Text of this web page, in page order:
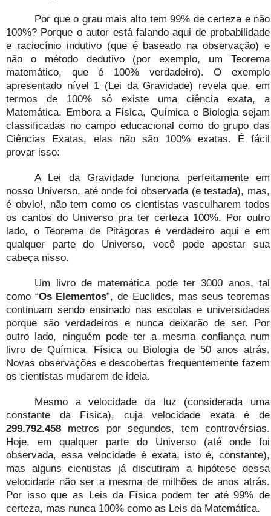
Por que o grau mais alto tem 99% de certeza e não
100%? Porque o autor está falando aqui de probabilidade
e raciocínio indutivo (que é baseado na observação) e
não o método dedutivo (por exemplo, um Teorema
matemático, que é 100% verdadeiro). O exemplo
apresentado nível 1 (Lei da Gravidade) revela que, em
termos de 100% só existe uma ciência exata, a
Matemática. Embora a Física, Química e Biologia sejam
classificadas no campo educacional como do grupo das
Ciências Exatas, elas não são 100% exatas. É fácil
provar isso:
A Lei da Gravidade funciona perfeitamente em
nosso Universo, até onde foi observada (e testada), mas,
é obvio!, não tem como os cientistas vasculharem todos
os cantos do Universo pra ter certeza 100%. Por outro
lado, o Teorema de Pitágoras é verdadeiro aqui e em
qualquer parte do Universo, você pode apostar sua
cabeça nisso.
Um livro de matemática pode ter 3000 anos, tal
como “Os Elementos”, de Euclides, mas seus teoremas
continuam sendo ensinado nas escolas e universidades
porque são verdadeiros e nunca deixarão de ser. Por
outro lado, ninguém pode ter a mesma confiança num
livro de Química, Física ou Biologia de 50 anos atrás.
Novas observações e descobertas frequentemente fazem
os cientistas mudarem de ideia.
Mesmo a velocidade da luz (considerada uma
constante da Física), cuja velocidade exata é de
299.792.458 metros por segundos, tem controvérsias.
Hoje, em qualquer parte do Universo (até onde foi
observada, essa velocidade é exata, isto é, constante),
mas alguns cientistas já discutiram a hipótese dessa
velocidade não ser a mesma de milhões de anos atrás.
Por isso que as Leis da Física podem ter até 99% de
certeza, mas nunca 100% como as Leis da Matemática.